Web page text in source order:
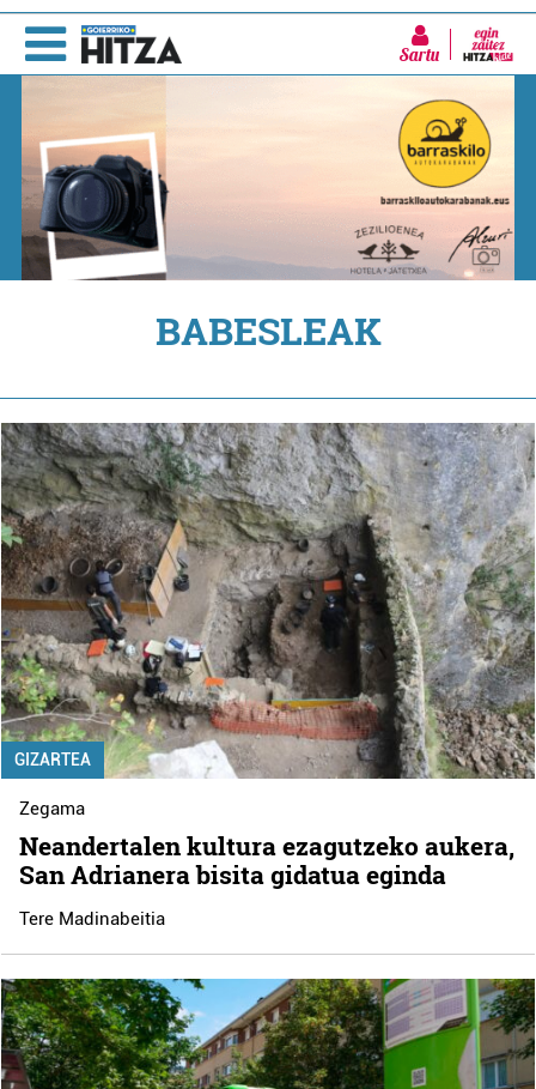
Sartu
BABESLEAK
GIZARTEA
Zegama
Neandertalen kultura ezagutzeko aukera,
San Adrianera bisita gidatua eginda
Tere Madinabeitia